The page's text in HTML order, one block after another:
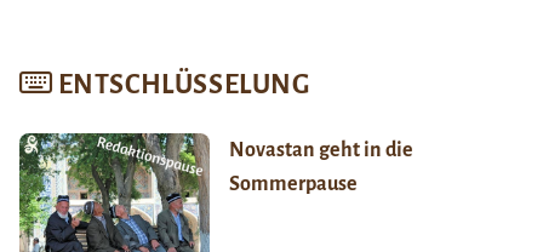
ENTSCHLÜSSELUNG
Novastan geht in die
Sommerpause